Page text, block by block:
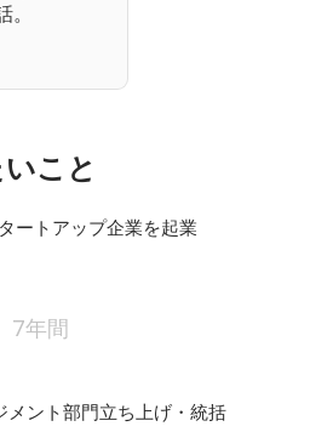
。
こと
ートアップ企業を起業
7年間
ント部門立ち上げ・統括